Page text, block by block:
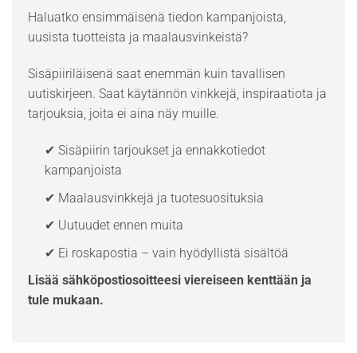
Haluatko ensimmäisenä tiedon kampanjoista,
uusista tuotteista ja maalausvinkeistä?
Sisäpiiriläisenä saat enemmän kuin tavallisen
uutiskirjeen. Saat käytännön vinkkejä, inspiraatiota ja
tarjouksia, joita ei aina näy muille.
✔ Sisäpiirin tarjoukset ja ennakkotiedot
kampanjoista
✔ Maalausvinkkejä ja tuotesuosituksia
✔ Uutuudet ennen muita
✔ Ei roskapostia – vain hyödyllistä sisältöä
Lisää sähköpostiosoitteesi viereiseen kenttään ja
tule mukaan.